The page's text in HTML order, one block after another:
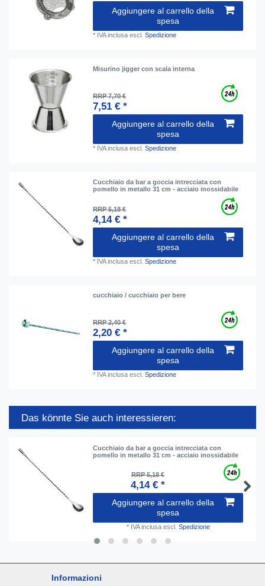
Aggiungere al carrello della
spesa
* IVA inclusa escl.Spedizione
Misurino jigger con scala interna
RRP 7,70 €
7,51 € *
Aggiungere al carrello della
spesa
* IVA inclusa escl.Spedizione
Cucchiaio da bar a goccia intrecciata con
pomello in metallo 31 cm - acciaio inossidabile
RRP 5,18 €
4,14 € *
Aggiungere al carrello della
spesa
* IVA inclusa escl.Spedizione
cucchiaio / cucchiaio per bere
RRP 2,40 €
2,20 € *
Aggiungere al carrello della
spesa
* IVA inclusa escl.Spedizione
Das könnte Sie auch interessieren:
Cucchiaio da bar a goccia intrecciata con
pomello in metallo 31 cm - acciaio inossidabile
RRP 5,18 €
4,14 € *
Aggiungere al carrello della
spesa
* IVA inclusaescl. Spedizione
Informazioni